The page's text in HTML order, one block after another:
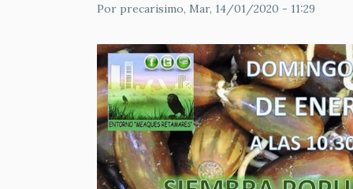
Por precarisimo, Mar, 14/01/2020 - 11:29